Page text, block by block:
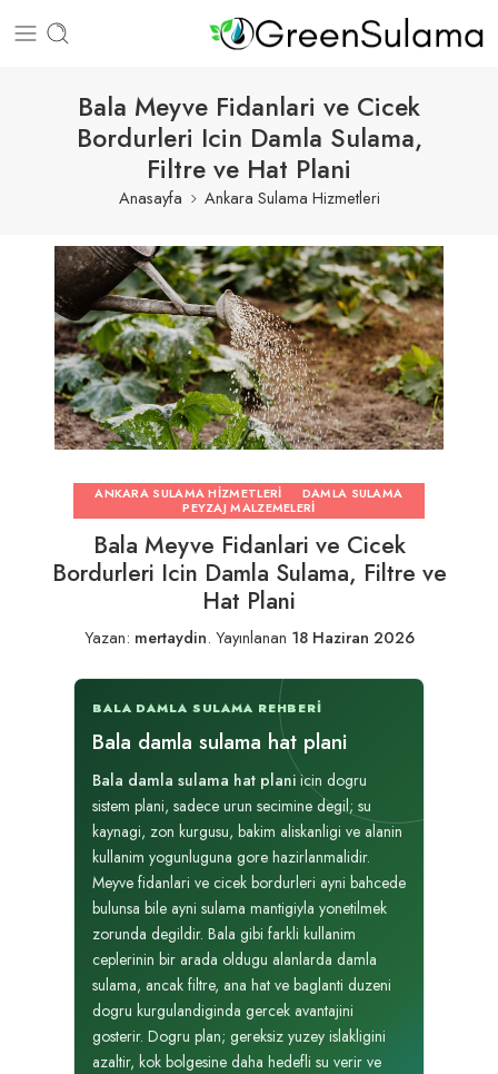
Bala Meyve Fidanlari ve Cicek
Bordurleri Icin Damla Sulama,
Filtre ve Hat Plani
Anasayfa Ankara Sulama Hizmetleri
ANKARA SULAMA HIZMETLERI
DAMLA SULAMA
PEYZAJ MALZEMELERI
Bala Meyve Fidanlari ve Cicek
Bordurleri Icin Damla Sulama, Filtre ve
Hat Plani
Yazan: mertaydin. Yayınlanan 18 Haziran 2026
BALA DAMLA SULAMA REHBERI
Bala damla sulama hat plani
Bala damla sulama hat planiicin dogru
sistem plani, sadece urun secimine degil; su
kaynagi, zon kurgusu, bakim aliskanligi ve alanin
kullanim yogunluguna gore hazirlanmalidir.
Meyve fidanlari ve cicek bordurleri ayni bahcede
bulunsa bile ayni sulama mantigiyla yonetilmek
zorunda degildir. Bala gibi farkli kullanim
ceplerinin bir arada oldugu alanlarda damla
sulama, ancak filtre, ana hat ve baglanti duzeni
dogru kurgulandiginda gercek avantajini
gosterir. Dogru plan; gereksiz yuzey islakligini
azaltir, kok bolgesine daha hedefli su verir ve